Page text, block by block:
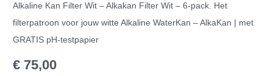
Alkaline Kan Filter Wit – Alkakan Filter Wit – 6-pack. Het
filterpatroon voor jouw witte Alkaline WaterKan – AlkaKan | met
GRATIS pH-testpapier
€ 75,00